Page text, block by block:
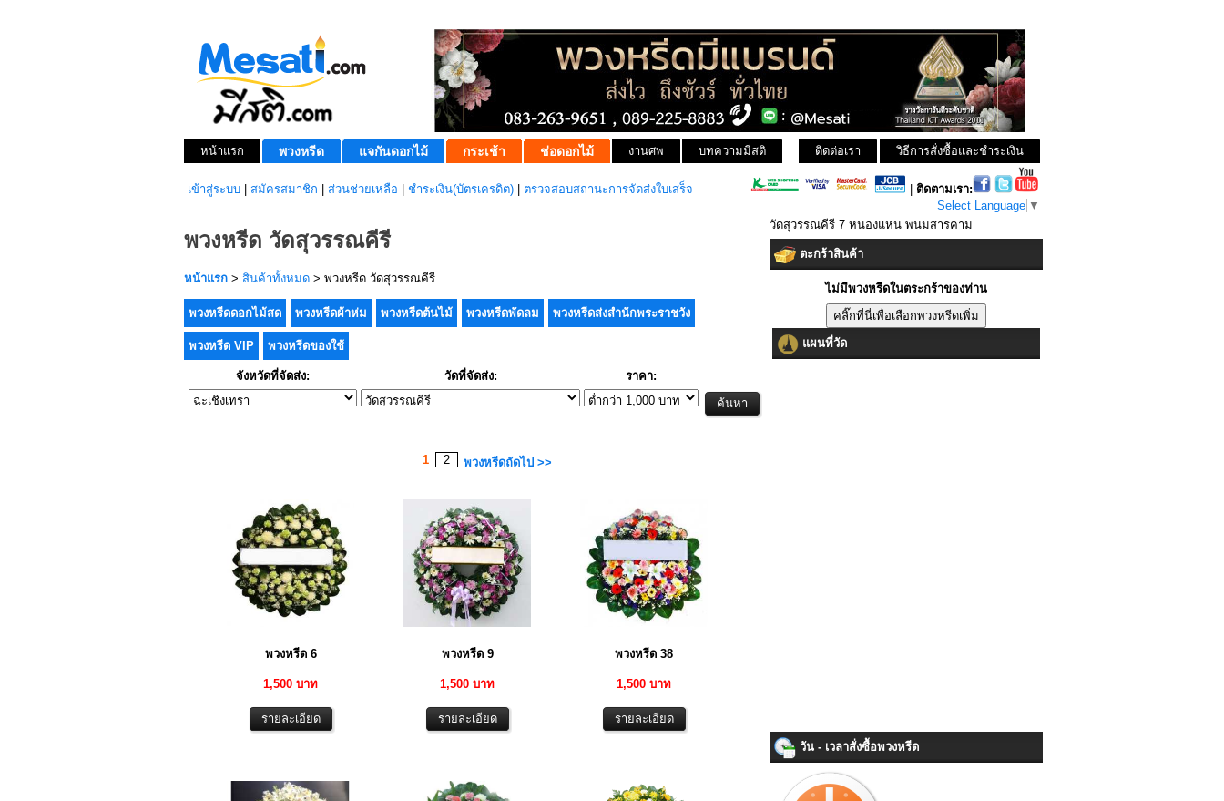
หน้าแรก พวงหรีด แจกันดอกไม้ กระเช้า ช่อดอกไม้ งานศพ บทความมีสติ วิธีการสั่งซื้อและชำระเงิน
ติดต่อเรา
เข้าสู่ระบบ สมัครสมาชิก ส่วนช่วยเหลือ ชำระเงิน(บัตรเครดิต) ตรวจสอบสถานะการจัดส่งใบเสร็จ
ติดตามเรา:
Select Language ▼
พวงหรีด วัดสุวรรณคีรี
หน้าแรก > สินค้าทั้งหมด > พวงหรีด วัดสุวรรณคีรี
พวงหรีดดอกไม้สด พวงหรีดผ้าห่ม พวงหรีดต้นไม้ พวงหรีดพัดลม พวงหรีดส่งสำนักพระราชวัง
พวงหรีด VIP พวงหรีดของใช้
จังหวัดที่จัดส่ง: วัดที่จัดส่ง: ราคา:
1 2 พวงหรีดถัดไป >>
พวงหรีด 6
1,500 บาท
พวงหรีด 9
1,500 บาท
พวงหรีด 38
1,500 บาท
วัดสุวรรณคีรี 7 หนองแหน พนมสารคาม
ตะกร้าสินค้า
ไม่มีพวงหรีดในตระกร้าของท่าน
แผนที่วัด
วัน - เวลาสั่งซื้อพวงหรีด